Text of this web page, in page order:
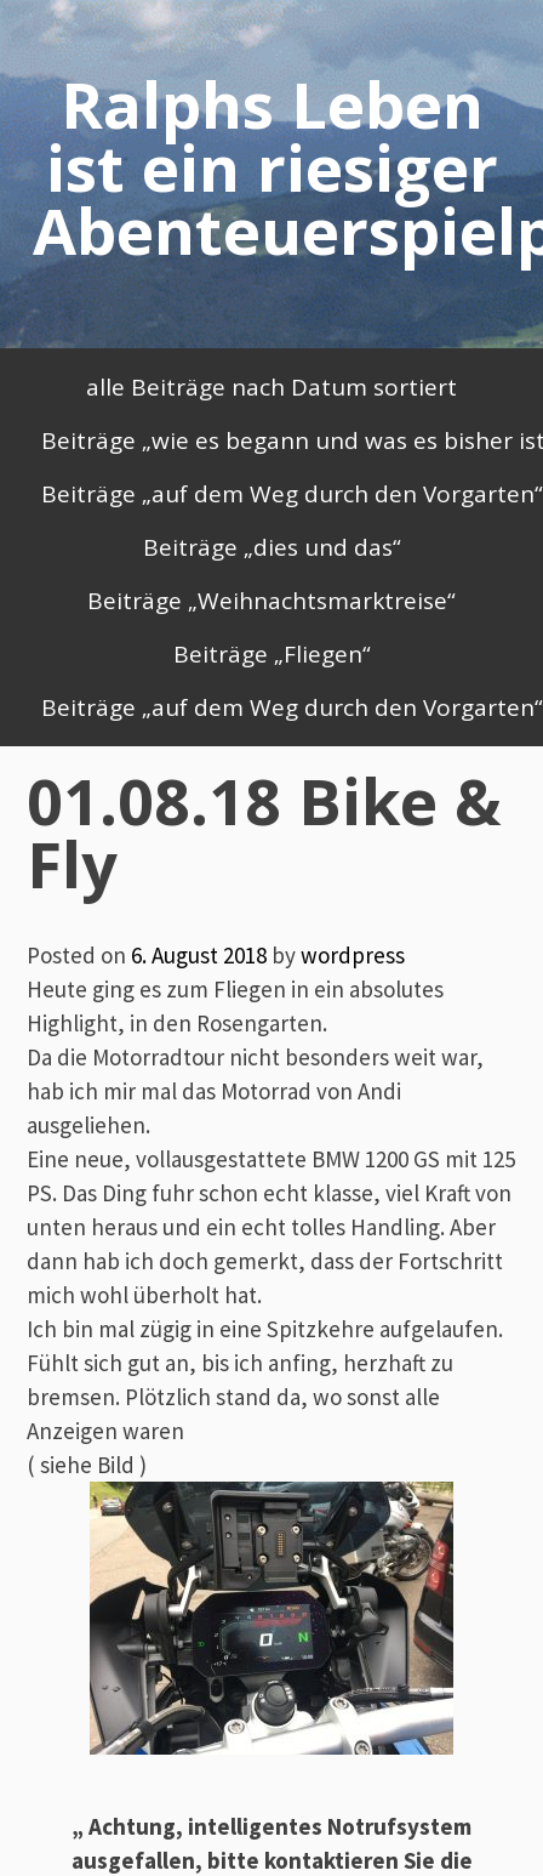
Skip
contentRalphs Leben
ist ein riesiger
Primary
Menu
alle Beiträge nach Datum sortiert
Beiträge „wie es begann und was es bisher
Beiträge „auf dem Weg durch den Vorgarten“
Beiträge „dies und das“
Beiträge „Weihnachtsmarktreise“
Beiträge „Fliegen“
Beiträge „auf dem Weg durch den Vorgarten“
01.08.18 Bike &
Fly
Posted on 6. August 2018 bywordpress
Heute ging es zum Fliegen in ein absolutes
Highlight, in den Rosengarten.
Da die Motorradtour nicht besonders weit war,
hab ich mir mal das Motorrad von Andi
ausgeliehen.
Eine neue, vollausgestattete BMW 1200 GS mit 125
PS. Das Ding fuhr schon echt klasse, viel Kraft von
unten heraus und ein echt tolles Handling. Aber
dann hab ich doch gemerkt, dass der Fortschritt
mich wohl überholt hat.
Ich bin mal zügig in eine Spitzkehre aufgelaufen.
Fühlt sich gut an, bis ich anfing, herzhaft zu
bremsen. Plötzlich stand da, wo sonst alle
Anzeigen waren
( siehe Bild )
„ Achtung, intelligentes Notrufsystem
ausgefallen, bitte kontaktieren Sie die